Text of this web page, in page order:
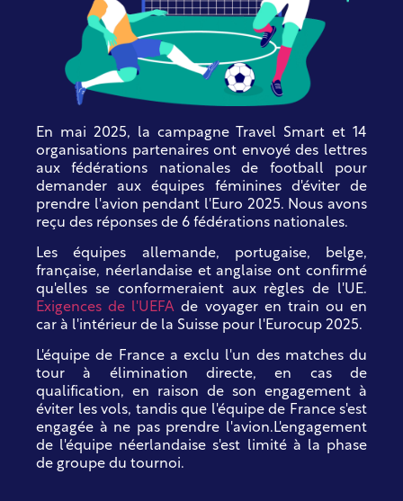
En mai 2025, la campagne Travel Smart et 14
organisations partenaires ont envoyé des lettres
aux fédérations nationales de football pour
demander aux équipes féminines d'éviter de
prendre l'avion pendant l'Euro 2025. Nous avons
reçu des réponses de 6 fédérations nationales.
Les équipes allemande, portugaise, belge,
française, néerlandaise et anglaise ont confirmé
qu'elles se conformeraient aux règles de l'UE.
Exigences de l'UEFA de voyager en train ou en
car à l'intérieur de la Suisse pour l'Eurocup 2025.
L'équipe de France a exclu l'un des matches du
tour à élimination directe, en cas de
qualification, en raison de son engagement à
éviter les vols, tandis que l'équipe de France s'est
engagée à ne pas prendre l'avion.L'engagement
de l'équipe néerlandaise s'est limité à la phase
de groupe du tournoi.